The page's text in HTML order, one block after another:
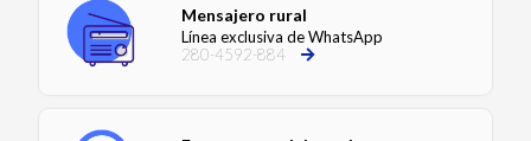
Mensajero rural
Línea exclusiva de WhatsApp
280-4592-884